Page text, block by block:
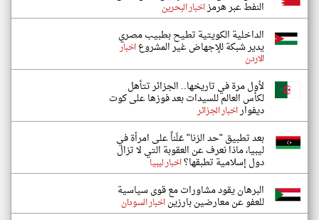
النفط عبر هرمزاخبار البحرين
الداخلية الكويتية تطيح بطبيب مصري
يدير شبكة للإجهاض غير المشروعاخبار
الاردن
لأول مرة في تاريخها.. الجزائر تتأهل
لكأس العالم للسيدات بعد فوزها على كوت
ديفواراخبار الجزائر
بعد تطبيق "حد الزنا" عَلَناً على امرأة في
ليبيا، ماذا نعرف عن العقوبة التي لا تزال
دول إسلامية تطبقها؟اخبار ليبيا
البرهان يقود مشاورات مع قوى سياسية
للعفو عن معارضين بارزيناخبار السودان